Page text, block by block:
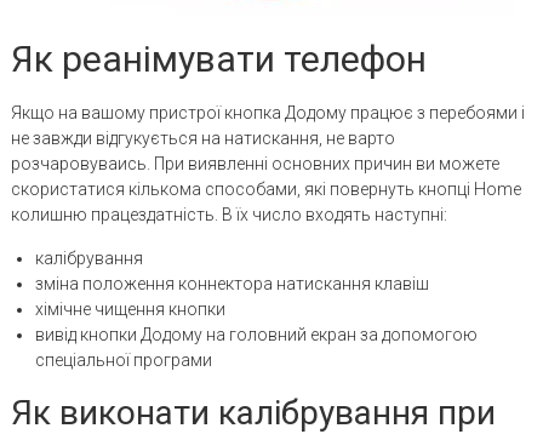
Як реанімувати телефон
Якщо на вашому пристрої кнопка Додому працює з перебоями і
не завжди відгукується на натискання, не варто
розчаровуваись. При виявленні основних причин ви можете
скористатися кількома способами, які повернуть кнопці Home
колишню працездатність. В їх число входять наступні:
калібрування
зміна положення коннектора натискання клавіш
хімічне чищення кнопки
вивід кнопки Додому на головний екран за допомогою
спеціальної програми
Як виконати калібрування при